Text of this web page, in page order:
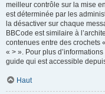
meilleur contrôle sur la mise
est déterminée par les
la désactiver sur chaque
BBCode est similaire à
contenues entre des crochets
« > ». Pour plus
guide qui est accessible
Haut